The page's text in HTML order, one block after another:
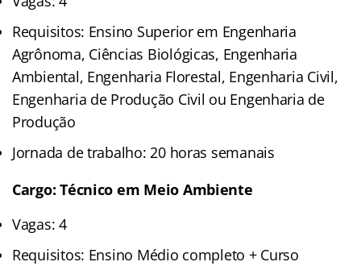
Requisitos: Ensino Superior em Engenharia
Agrônoma, Ciências Biológicas, Engenharia
Ambiental, Engenharia Florestal, Engenharia Civil,
Engenharia de Produção Civil ou Engenharia de
Produção
Jornada de trabalho: 20 horas semanais
Cargo: Técnico em Meio Ambiente
Vagas: 4
Requisitos: Ensino Médio completo + Curso